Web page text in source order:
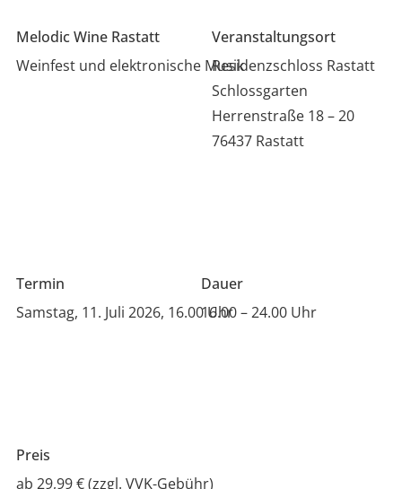
Melodic Wine Rastatt
Weinfest und elektronische Musik
Veranstaltungsort
Residenzschloss Rastatt
Schlossgarten
Herrenstraße 18 – 20
76437 Rastatt
Termin
Samstag, 11. Juli 2026, 16.00 Uhr
Dauer
16.00 – 24.00 Uhr
Preis
ab 29,99 € (zzgl. VVK-Gebühr)